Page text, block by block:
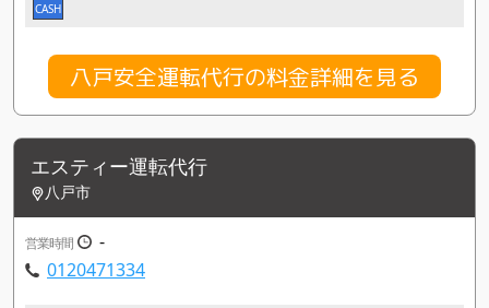
CASH
八戸安全運転代行の料金詳細を見る
エスティー運転代行
八戸市
営業時間
-
0120471334